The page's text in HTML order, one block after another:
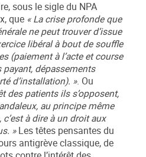
sous le sigle du NPA
que « La crise profonde que
ne peut trouver d’issue
libéral à bout de souffle
(paiement à l’acte et course
dépassements
d’installation). ». Ou
des patients ils s’opposent,
au principe même
à dire à un droit aux
»Les têtes pensantes du
antigrève classique, de